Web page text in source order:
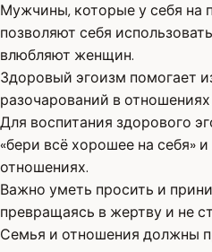
Мужчины, которые у себя на
позволяют себя
влюбляют женщин.
Здоровый эгоизм помогает
разочарований в
Для воспитания здорового
«бери всё хорошее на себя»
отношениях.
Важно уметь просить и
превращаясь в жертву и не
Семья и отношения должны